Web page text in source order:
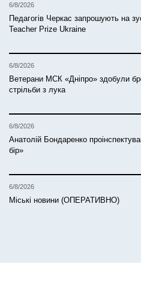
6/8/2026
Педагогів Черкас запрошують на
Teacher Prize Ukraine
6/8/2026
Ветерани МСК «Дніпро» здобули
стрільби з лука
6/8/2026
Анатолій Бондаренко
бір»
6/8/2026
Міські новини (ОПЕРАТИВНО)